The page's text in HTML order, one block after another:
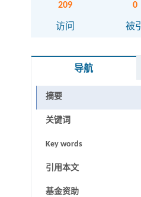
209
访问
0
被引
导航
摘要
关键词
Key words
引用本文
基金资助